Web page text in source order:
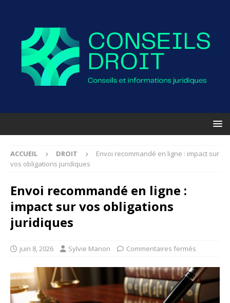
ACCUEIL DROIT
Envoi recommandé en ligne : impact sur
vos obligations juridiques
Envoi recommandé en ligne :
impact sur vos obligations
juridiques
juin 8, 2026 Sylvie Manon Commentaires fermés